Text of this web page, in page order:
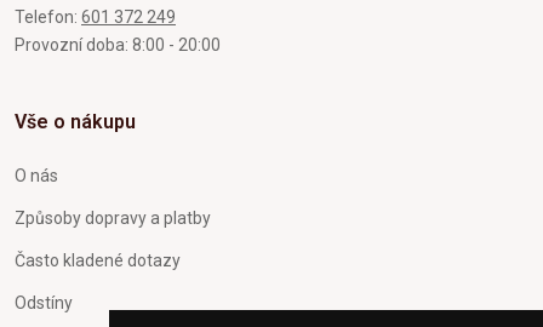
Telefon: 601 372 249
Provozní doba: 8:00 - 20:00
Vše o nákupu
O nás
Způsoby dopravy a platby
Často kladené dotazy
Odstíny